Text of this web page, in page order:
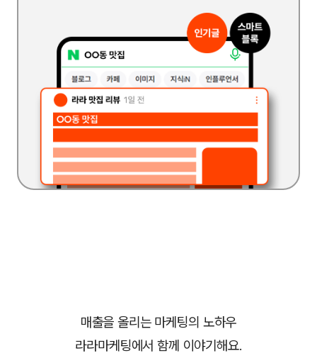
매출을 올리는 마케팅의 노하우
라라마케팅에서 함께 이야기해요.